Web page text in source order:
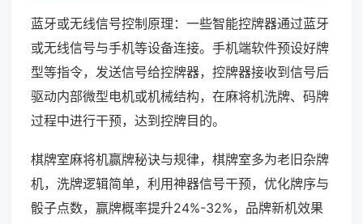
蓝牙或无线信号控制原理：一些智能控牌器通过蓝牙
或无线信号与手机等设备连接。手机端软件预设好牌
型等指令，发送信号给控牌器，控牌器接收到信号后
驱动内部微型电机或机械结构，在麻将机洗牌、码牌
过程中进行干预，达到控牌目的。
棋牌室麻将机赢牌秘诀与规律，棋牌室多为老旧杂牌
机，洗牌逻辑简单，利用神器信号干预，优化牌序与
骰子点数，赢牌概率提升24%-32%，品牌新机效果